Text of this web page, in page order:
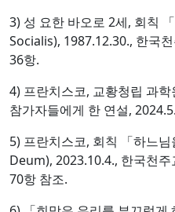
3) 성 요한 바오로 2세, 회칙
Socialis), 1987.12.30., 한국
36항.
4) 프란치스코, 교황청립 과
참가자들에게 한 연설,
5) 프란치스코, 회칙 「하느
Deum), 2023.10.4., 한국천
70항 참조.